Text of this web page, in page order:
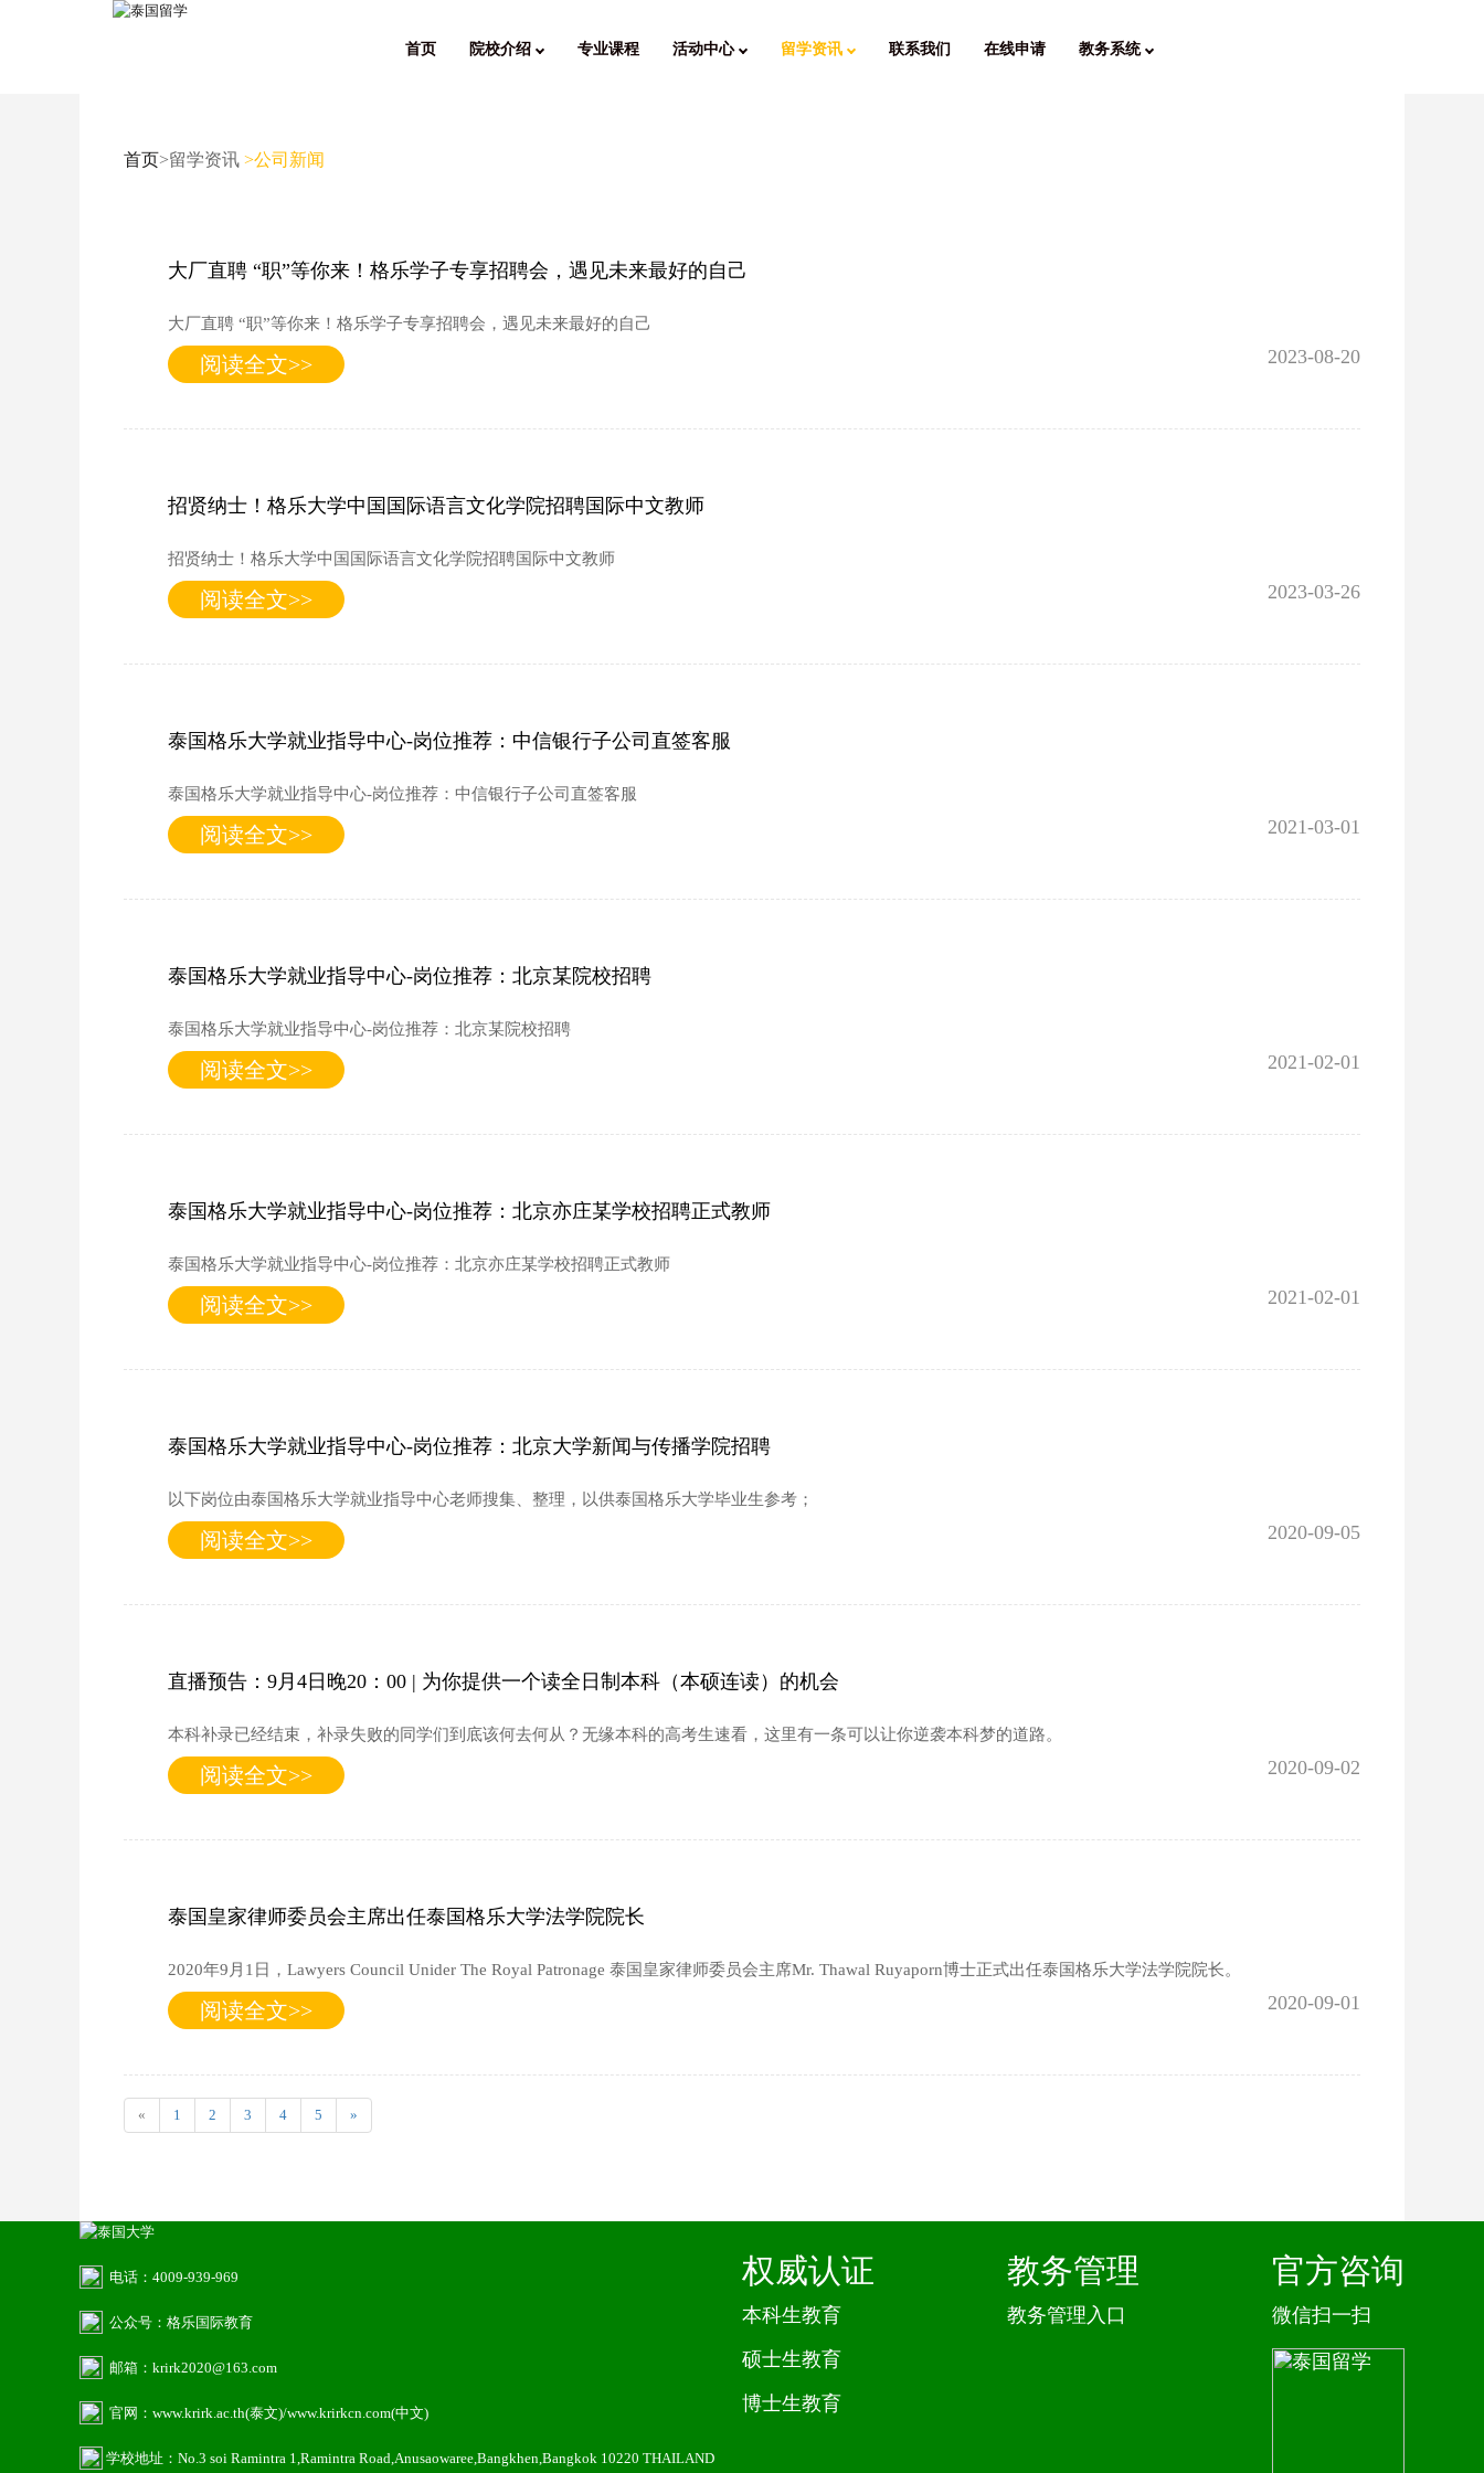
首页 院校介绍 专业课程 活动中心 留学资讯 联系我们 在线申请 教务系统
首页>留学资讯 >公司新闻
大厂直聘 “职”等你来！格乐学子专享招聘会，遇见未来最好的自己
大厂直聘 “职”等你来！格乐学子专享招聘会，遇见未来最好的自己
阅读全文>> 2023-08-20
招贤纳士！格乐大学中国国际语言文化学院招聘国际中文教师
招贤纳士！格乐大学中国国际语言文化学院招聘国际中文教师
阅读全文>> 2023-03-26
泰国格乐大学就业指导中心-岗位推荐：中信银行子公司直签客服
泰国格乐大学就业指导中心-岗位推荐：中信银行子公司直签客服
阅读全文>> 2021-03-01
泰国格乐大学就业指导中心-岗位推荐：北京某院校招聘
泰国格乐大学就业指导中心-岗位推荐：北京某院校招聘
阅读全文>> 2021-02-01
泰国格乐大学就业指导中心-岗位推荐：北京亦庄某学校招聘正式教师
泰国格乐大学就业指导中心-岗位推荐：北京亦庄某学校招聘正式教师
阅读全文>> 2021-02-01
泰国格乐大学就业指导中心-岗位推荐：北京大学新闻与传播学院招聘
以下岗位由泰国格乐大学就业指导中心老师搜集、整理，以供泰国格乐大学毕业生参考；
阅读全文>> 2020-09-05
直播预告：9月4日晚20：00 | 为你提供一个读全日制本科（本硕连读）的机会
本科补录已经结束，补录失败的同学们到底该何去何从？无缘本科的高考生速看，这里有一条可以让你逆袭本科梦的道路。
阅读全文>> 2020-09-02
泰国皇家律师委员会主席出任泰国格乐大学法学院院长
2020年9月1日，Lawyers Council Unider The Royal Patronage 泰国皇家律师委员会主席Mr. Thawal Ruyaporn博士正式出任泰国格乐大学法学院院长。
阅读全文>> 2020-09-01
« 1 2 3 4 5 »
电话：4009-939-969
公众号：格乐国际教育
邮箱：krirk2020@163.com
官网：www.krirk.ac.th(泰文)/www.krirkcn.com(中文)
学校地址：No.3 soi Ramintra 1,Ramintra Road,Anusaowaree,Bangkhen,Bangkok 10220 THAILAND
权威认证
本科生教育
硕士生教育
博士生教育
教务管理
教务管理入口
官方咨询
微信扫一扫